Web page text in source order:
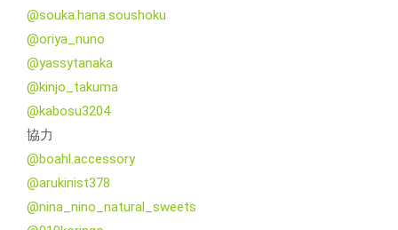
@souka.hana.soushoku
@oriya_nuno
@yassytanaka
@kinjo_takuma
@kabosu3204
協力
@boahl.accessory
@arukinist378
@nina_nino_natural_sweets